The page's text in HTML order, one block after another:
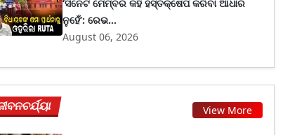
‘ସିନେଟ ମେମ୍ବର କହି ହସ୍ତକ୍ଷେପ କରିବା ଆଧାର
ନୁହେଁ’: ରେଭ...
August 06, 2026
View More